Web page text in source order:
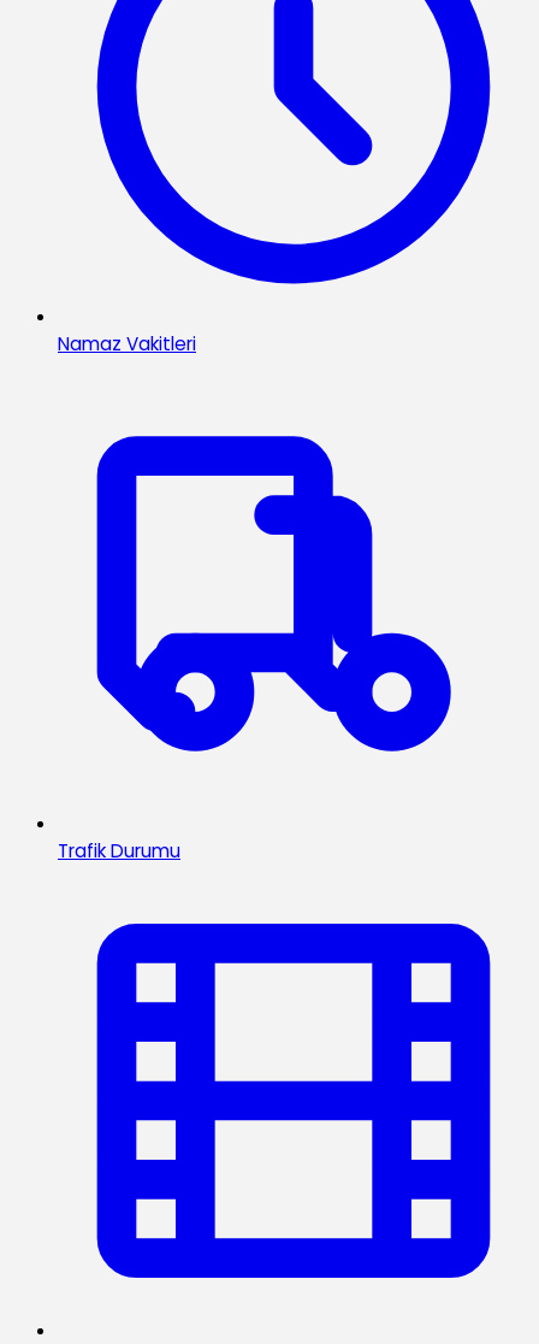
Namaz Vakitleri
Trafik Durumu